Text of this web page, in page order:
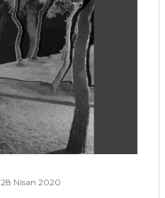
28 Nisan 2020